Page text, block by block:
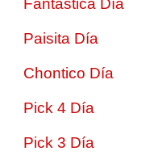
Fantástica Día
Paisita Día
Chontico Día
Pick 4 Día
Pick 3 Día